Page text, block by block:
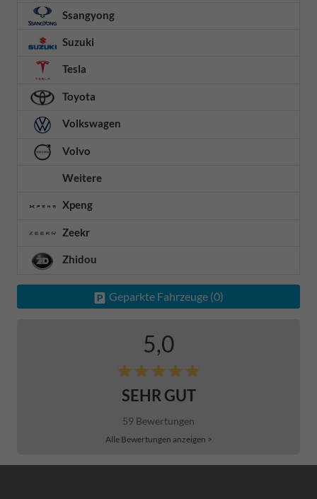
Ssangyong
Suzuki
Tesla
Toyota
Volkswagen
Volvo
Weitere
Xpeng
Zeekr
Zhidou
Geparkte Fahrzeuge (0)
5,0
SEHR GUT
59 Bewertungen
Alle Bewertungen anzeigen >